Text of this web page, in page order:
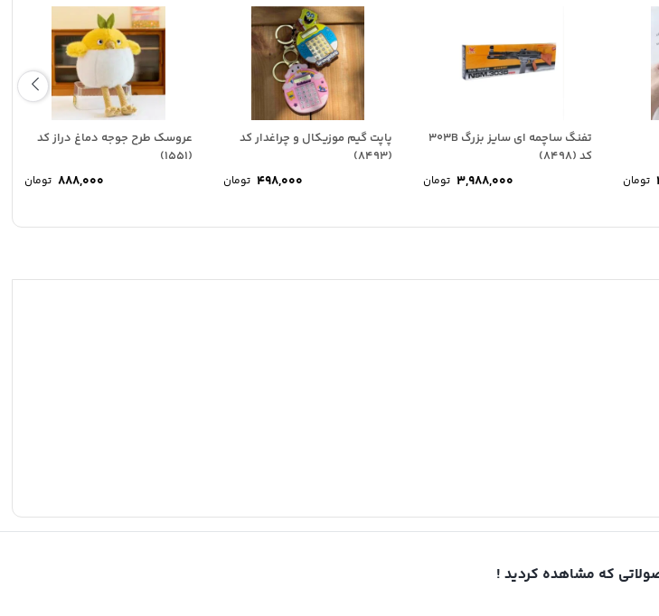
تومان
تفنگ ساچمه ای سایز بزرگ 303B
کد (8498)
3,988,000 تومان
پاپت گیم موزیکال و چراغدار کد
(8493)
498,000 تومان
عروسک طرح جوجه دماغ دراز کد
(1551)
888,000 تومان
که مشاهده کردید !